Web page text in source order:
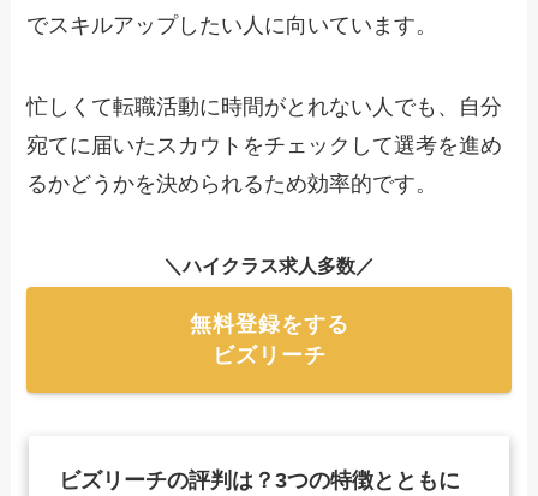
でスキルアップしたい人に向いています。
忙しくて転職活動に時間がとれない人でも、自分
宛てに届いたスカウトをチェックして選考を進め
るかどうかを決められるため効率的です。
＼ハイクラス求人多数／
無料登録をする
ビズリーチ
ビズリーチの評判は？3つの特徴とともに